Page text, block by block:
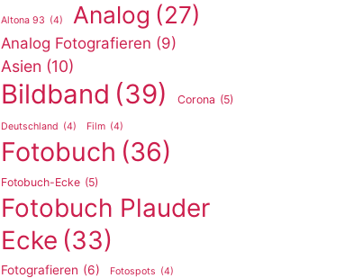
Altona 93 (4) Analog (27)
Analog Fotografieren (9)
Asien (10)
Bildband (39) Corona (5)
Deutschland (4) Film (4)
Fotobuch (36)
Fotobuch-Ecke (5)
Fotobuch Plauder
Ecke (33)
Fotografieren (6) Fotospots (4)